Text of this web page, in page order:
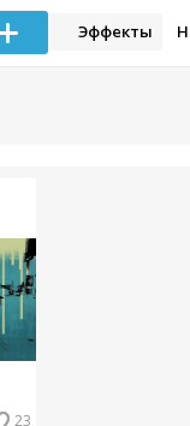
Эффекты
23